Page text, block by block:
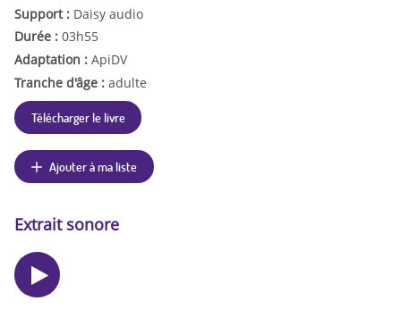
Support : Daisy audio
Durée : 03h55
Adaptation : ApiDV
Tranche d'âge : adulte
Télécharger le livre
Ajouter à ma liste
Extrait sonore